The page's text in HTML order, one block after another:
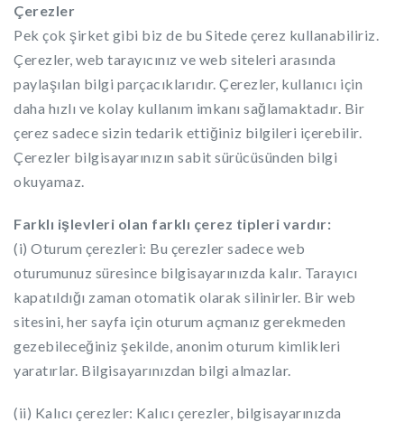
Çerezler
Pek çok şirket gibi biz de bu Sitede çerez kullanabiliriz.
Çerezler, web tarayıcınız ve web siteleri arasında
paylaşılan bilgi parçacıklarıdır. Çerezler, kullanıcı için
daha hızlı ve kolay kullanım imkanı sağlamaktadır. Bir
çerez sadece sizin tedarik ettiğiniz bilgileri içerebilir.
Çerezler bilgisayarınızın sabit sürücüsünden bilgi
okuyamaz.
Farklı işlevleri olan farklı çerez tipleri vardır:
(i) Oturum çerezleri: Bu çerezler sadece web
oturumunuz süresince bilgisayarınızda kalır. Tarayıcı
kapatıldığı zaman otomatik olarak silinirler. Bir web
sitesini, her sayfa için oturum açmanız gerekmeden
gezebileceğiniz şekilde, anonim oturum kimlikleri
yaratırlar. Bilgisayarınızdan bilgi almazlar.
(ii) Kalıcı çerezler: Kalıcı çerezler, bilgisayarınızda